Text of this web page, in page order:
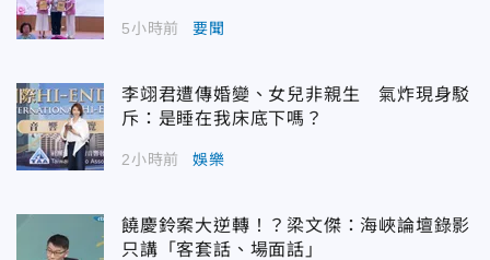
5小時前 要聞
李翊君遭傳婚變、女兒非親生 氣炸現身駁
斥：是睡在我床底下嗎？
2小時前 娛樂
饒慶鈴案大逆轉！？梁文傑：海峽論壇錄影
只講「客套話、場面話」